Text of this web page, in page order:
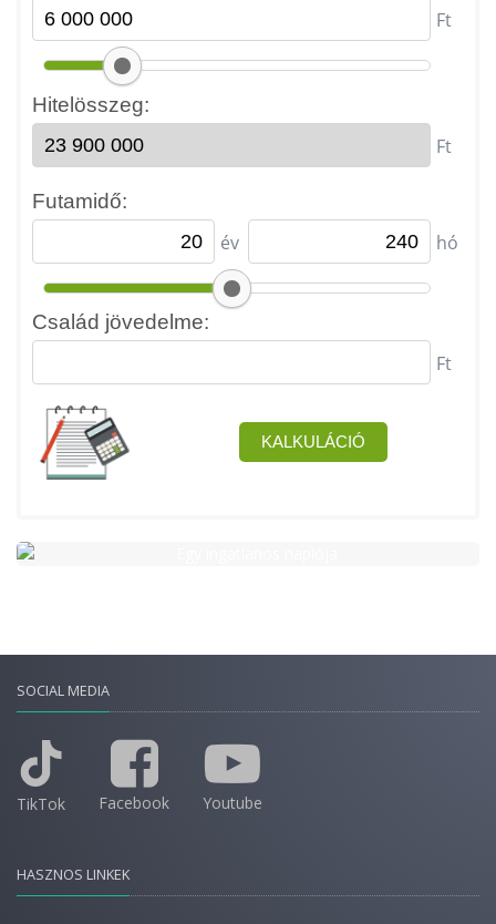
SOCIAL MEDIA
TikTok Facebook Youtube
HASZNOS LINKEK